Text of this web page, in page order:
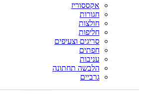
אקססוריז
חגורות
חולצות
חליפות
סריגים וצעיפים
חפתים
עניבות
הלבשה תחתונה
גרביים